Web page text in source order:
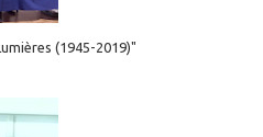
(1945-2019)"